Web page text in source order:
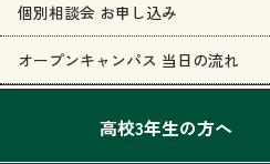
個別相談会 お申し込み
オープンキャンパス 当日の流れ
高校3年生の方へ